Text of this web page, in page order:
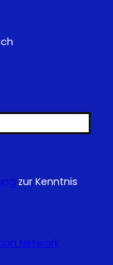
zur Kenntnis
Network